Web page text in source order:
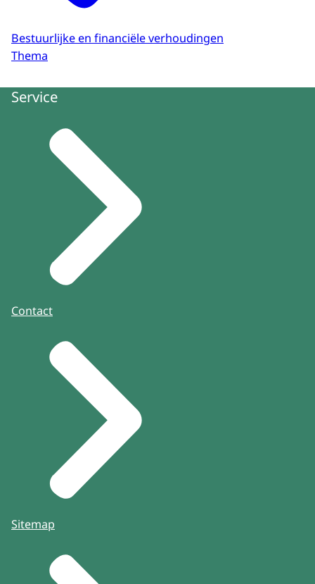
Bestuurlijke en financiële verhoudingen
Thema
Service
Contact
Sitemap